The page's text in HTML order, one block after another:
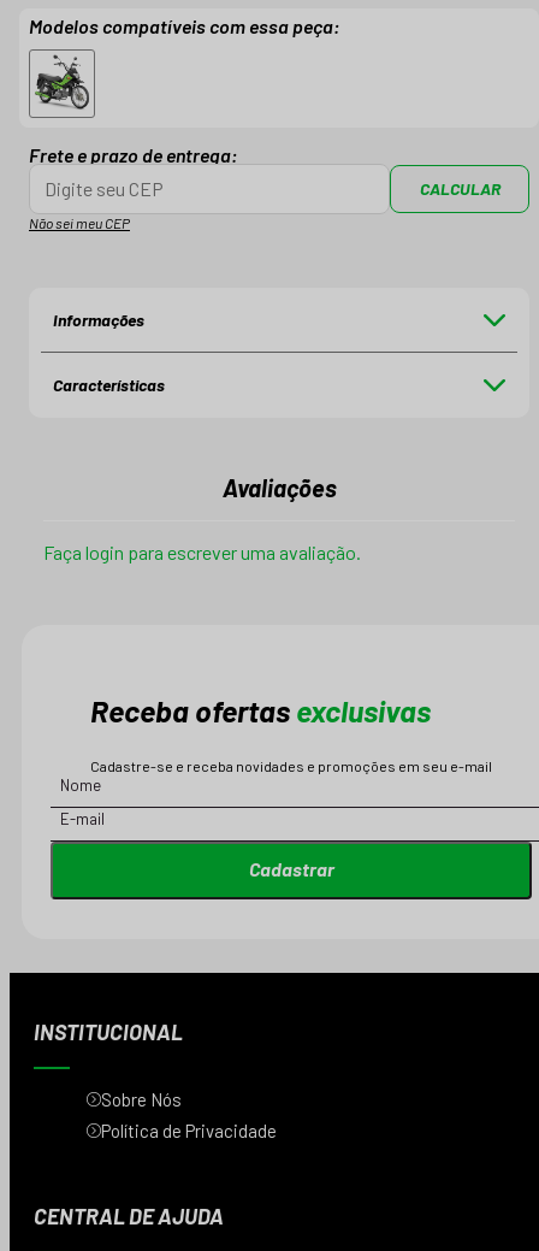
Modelos compatíveis com essa peça:
Frete e prazo de entrega:
CALCULAR
Não sei meu CEP
Informações
Características
Avaliações
Faça login para escrever uma avaliação.
Receba ofertas exclusivas
Cadastre-se e receba novidades e promoções em seu e-mail
Cadastrar
INSTITUCIONAL
Sobre Nós
Política de Privacidade
CENTRAL DE AJUDA